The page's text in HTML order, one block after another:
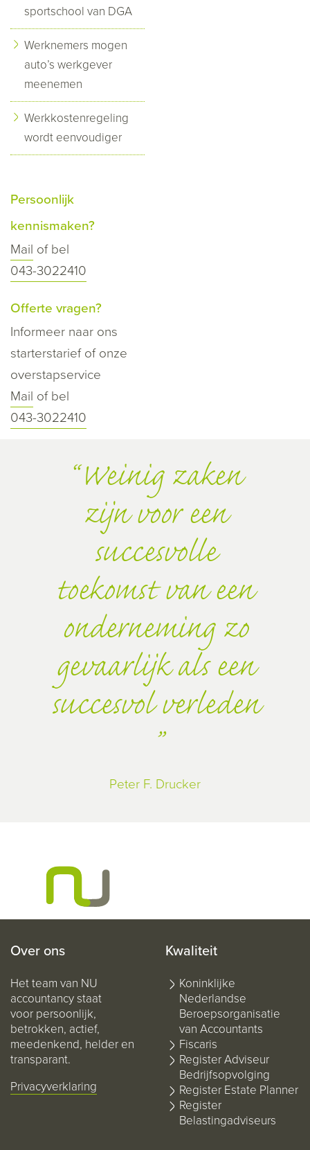
sportschool van DGA
Werknemers mogen
auto’s werkgever
meenemen
Werkkostenregeling
wordt eenvoudiger
Persoonlijk
kennismaken?
Mail of bel
043-3022410
Offerte vragen?
Informeer naar ons
starterstarief of onze
overstapservice
Mail of bel
043-3022410
Weinig zaken
zijn voor een
succesvolle
toekomst van een
onderneming zo
gevaarlijk als een
succesvol verleden
Peter F. Drucker
Over ons
Het team van NU
accountancy staat
voor persoonlijk,
betrokken, actief,
meedenkend, helder en
transparant.
Privacyverklaring
Kwaliteit
Koninklijke
Nederlandse
Beroepsorganisatie
van Accountants
Fiscaris
Register Adviseur
Bedrijfsopvolging
Register Estate Planner
Register
Belastingadviseurs